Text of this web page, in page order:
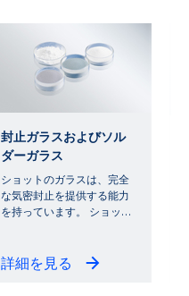
封止ガラスおよびソル
ダーガラス
ショットのガラスは、完全
な気密封止を提供する能力
を持っています。 ショッ …
詳細を見る